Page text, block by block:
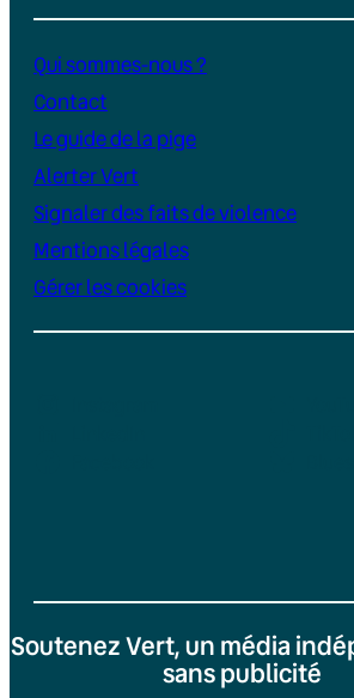
Qui sommes-nous ?
Contact
Le guide de la pige
Alerter Vert
Signaler des faits de violence
Mentions légales
Gérer les cookies
Soutenez Vert, un média
sans publicité